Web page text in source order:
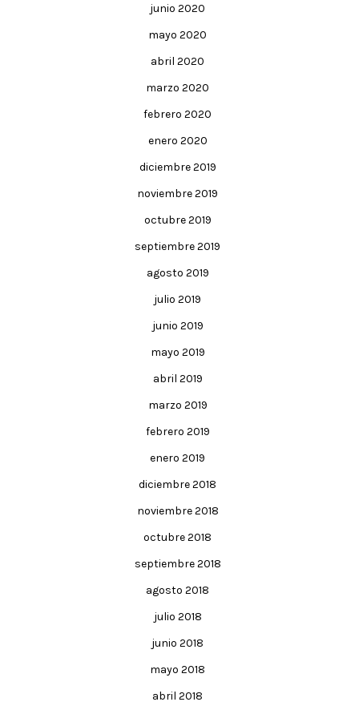
junio 2020
mayo 2020
abril 2020
marzo 2020
febrero 2020
enero 2020
diciembre 2019
noviembre 2019
octubre 2019
septiembre 2019
agosto 2019
julio 2019
junio 2019
mayo 2019
abril 2019
marzo 2019
febrero 2019
enero 2019
diciembre 2018
noviembre 2018
octubre 2018
septiembre 2018
agosto 2018
julio 2018
junio 2018
mayo 2018
abril 2018